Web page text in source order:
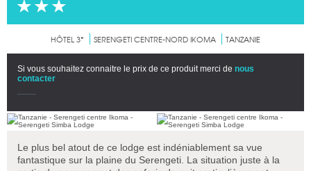
HÔTEL 3* SERENGETI CENTRE-NORD IKOMA TANZANIE
Si vous souhaitez connaitre le prix de ce produit merci de nous
contacter
Le plus bel atout de ce lodge est indéniablement sa vue
fantastique sur la plaine du Serengeti. La situation juste à la